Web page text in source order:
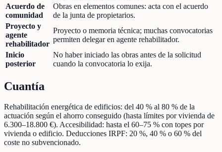
Acuerdo de
comunidad
Obras en elementos comunes: acta con el acuerdo
de la junta de propietarios.
Proyecto y
agente
rehabilitador
Proyecto o memoria técnica; muchas convocatorias
permiten delegar en agente rehabilitador.
Inicio
posterior
No haber iniciado las obras antes de la solicitud
cuando la convocatoria lo exija.
Cuantía
Rehabilitación energética de edificios: del 40 % al 80 % de la
actuación según el ahorro conseguido (hasta límites por vivienda de
6.300–18.800 €). Accesibilidad: hasta el 60–75 % con topes por
vivienda o edificio. Deducciones IRPF: 20 %, 40 % o 60 % del
coste no subvencionado.